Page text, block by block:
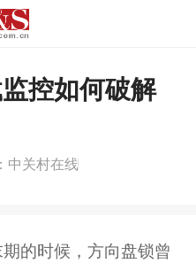
控如何破解
中关村在线
的时候，方向盘锁曾